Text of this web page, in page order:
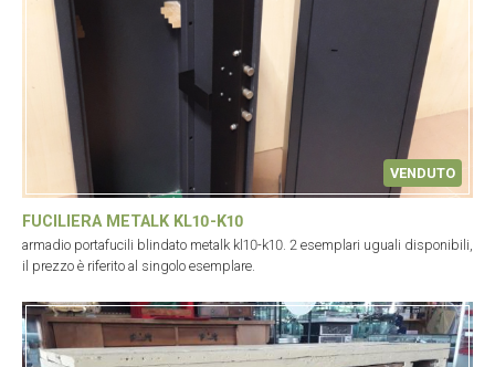
VENDUTO
FUCILIERA METALK KL10-K10
armadio portafucili blindato metalk kl10-k10. 2 esemplari uguali disponibili,
il prezzo è riferito al singolo esemplare.